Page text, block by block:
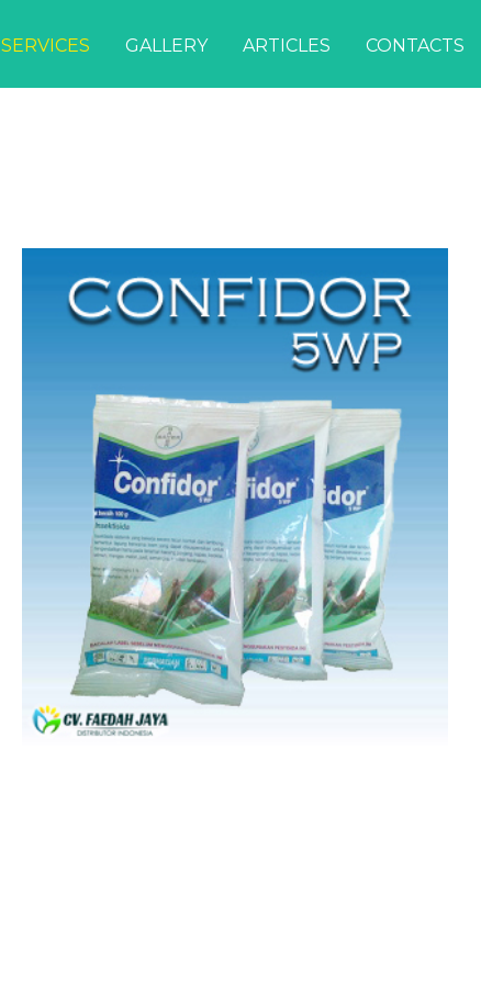
SERVICES GALLERY ARTICLES CONTACTS